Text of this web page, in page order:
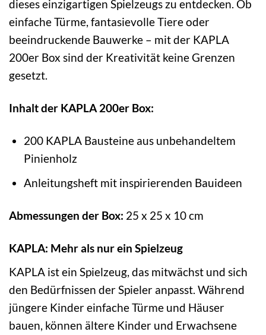
dieses einzigartigen Spielzeugs zu entdecken. Ob
einfache Türme, fantasievolle Tiere oder
beeindruckende Bauwerke – mit der KAPLA
200er Box sind der Kreativität keine Grenzen
gesetzt.
Inhalt der KAPLA 200er Box:
200 KAPLA Bausteine aus unbehandeltem
Pinienholz
Anleitungsheft mit inspirierenden Bauideen
Abmessungen der Box: 25 x 25 x 10 cm
KAPLA: Mehr als nur ein Spielzeug
KAPLA ist ein Spielzeug, das mitwächst und sich
den Bedürfnissen der Spieler anpasst. Während
jüngere Kinder einfache Türme und Häuser
bauen, können ältere Kinder und Erwachsene